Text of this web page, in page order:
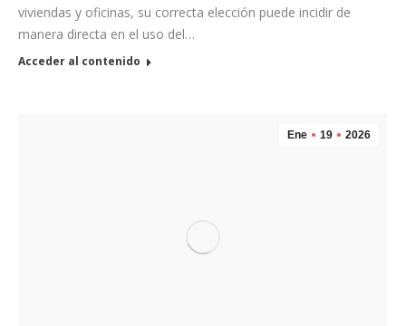
viviendas y oficinas, su correcta elección puede incidir de
manera directa en el uso del…
Acceder al contenido
Ene 19 2026